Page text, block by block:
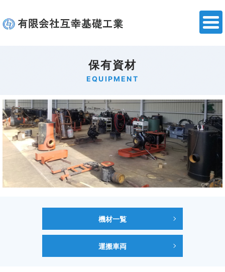
保有資材
EQUIPMENT
機材一覧
運搬車両